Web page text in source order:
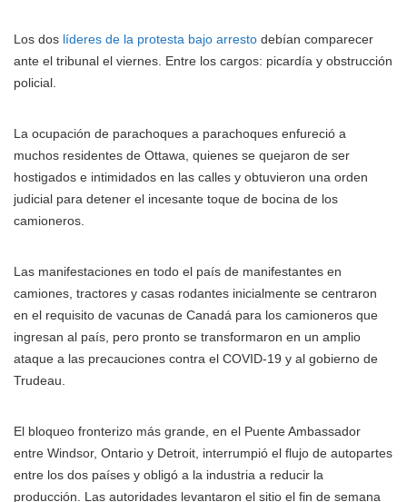
Los dos líderes de la protesta bajo arresto debían comparecer
ante el tribunal el viernes. Entre los cargos: picardía y obstrucción
policial.
La ocupación de parachoques a parachoques enfureció a
muchos residentes de Ottawa, quienes se quejaron de ser
hostigados e intimidados en las calles y obtuvieron una orden
judicial para detener el incesante toque de bocina de los
camioneros.
Las manifestaciones en todo el país de manifestantes en
camiones, tractores y casas rodantes inicialmente se centraron
en el requisito de vacunas de Canadá para los camioneros que
ingresan al país, pero pronto se transformaron en un amplio
ataque a las precauciones contra el COVID-19 y al gobierno de
Trudeau.
El bloqueo fronterizo más grande, en el Puente Ambassador
entre Windsor, Ontario y Detroit, interrumpió el flujo de autopartes
entre los dos países y obligó a la industria a reducir la
producción. Las autoridades levantaron el sitio el fin de semana